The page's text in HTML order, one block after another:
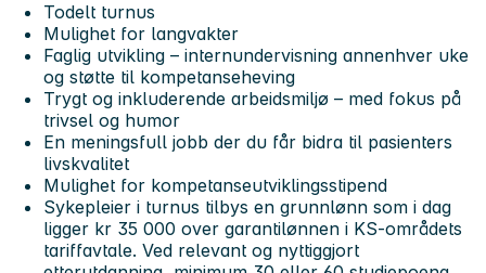
Todelt turnus
Mulighet for langvakter
Faglig utvikling – internundervisning annenhver uke
og støtte til kompetanseheving
Trygt og inkluderende arbeidsmiljø – med fokus på
trivsel og humor
En meningsfull jobb der du får bidra til pasienters
livskvalitet
Mulighet for kompetanseutviklingsstipend
Sykepleier i turnus tilbys en grunnlønn som i dag
ligger kr 35 000 over garantilønnen i KS-områdets
tariffavtale. Ved relevant og nyttiggjort